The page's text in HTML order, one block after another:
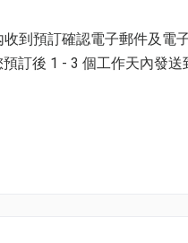
到預訂確認電子郵件及電子
訂後 1 - 3 個工作天內發送
？